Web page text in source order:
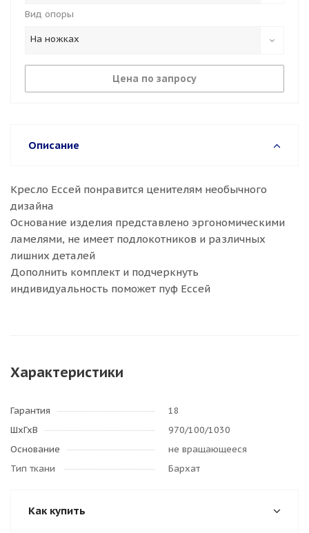
Вид опоры
На ножках
Цена по запросу
Описание
Кресло Ессей понравится ценителям необычного
дизайна
Основание изделия представлено эргономическими
ламелями, не имеет подлокотников и различных
лишних деталей
Дополнить комплект и подчеркнуть
индивидуальность поможет пуф Ессей
Характеристики
Гарантия
18
ШхГхВ
970/100/1030
Основание
не вращающееся
Тип ткани
Бархат
Как купить